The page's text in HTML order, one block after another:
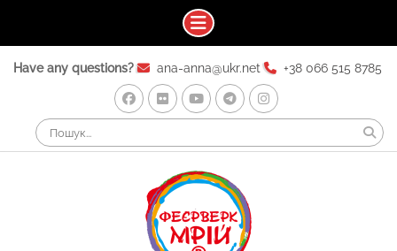
Have any questions? ana-anna@ukr.net +38 066 515 8785
Facebook
FlickrYoutubeTelegramInstagram
for: